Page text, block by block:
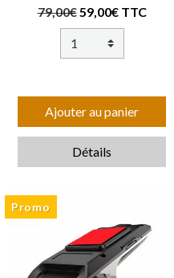
79,00€59,00€ TTC
Ajouter au panier
Détails
Promo